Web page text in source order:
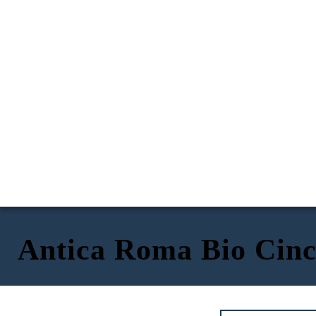
Antica Roma Bio